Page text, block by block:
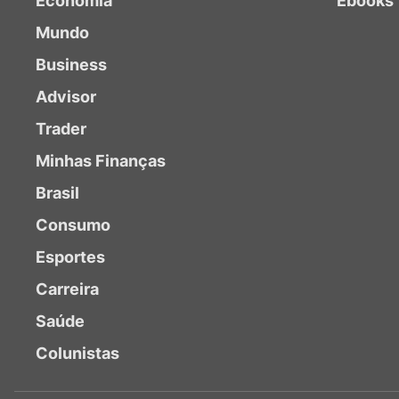
Mundo
Business
Advisor
Trader
Minhas Finanças
Brasil
Consumo
Esportes
Carreira
Saúde
Colunistas